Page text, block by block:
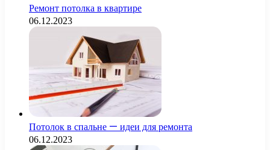
Ремонт потолка в квартире
06.12.2023
Потолок в спальне — идеи для ремонта
06.12.2023